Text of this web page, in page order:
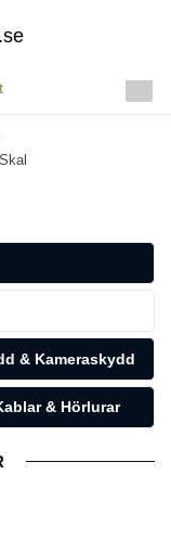
& Kameraskydd
& Hörlurar